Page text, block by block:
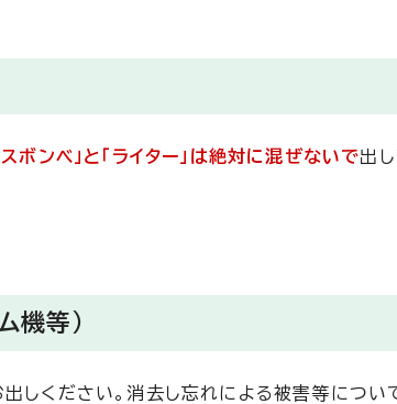
スボンベ」と「ライター」は絶対に混ぜないで出
機等）
出しください。消去し忘れによる被害等につい